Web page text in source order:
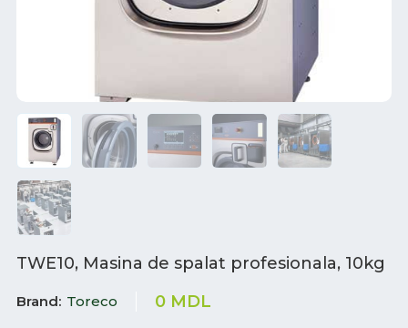
TWE10, Masina de spalat profesionala, 10kg
Brand Toreco 0 MDL